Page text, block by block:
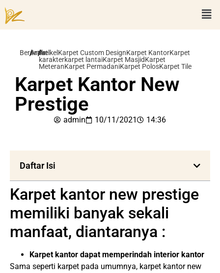
Beranda
/Artikel
/Artikel Karpet Custom DesignKarpet KantorKarpet
karakterkarpet lantaiKarpet MasjidKarpet
MeteranKarpet PermadaniKarpet PolosKarpet Tile
Karpet Kantor New
Prestige
admin 10/11/2021 14:36
Daftar Isi
Karpet kantor new prestige
memiliki banyak sekali
manfaat, diantaranya :
Karpet kantor dapat memperindah interior kantor
Sama seperti karpet pada umumnya, karpet kantor new